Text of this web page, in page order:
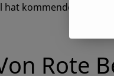
hat kommende
Rote